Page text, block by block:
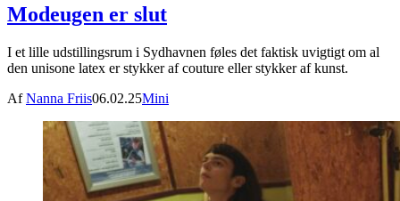
Modeugen er slut
I et lille udstillingsrum i Sydhavnen føles det faktisk uvigtigt om al
den unisone latex er stykker af couture eller stykker af kunst.
AfNanna Friis06.02.25Mini